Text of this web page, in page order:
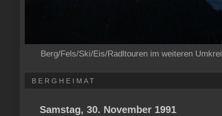
Berg/Fels/Ski/Eis/Radltouren im weiteren
B E R G H E I M A T
Samstag, 30. November 1991